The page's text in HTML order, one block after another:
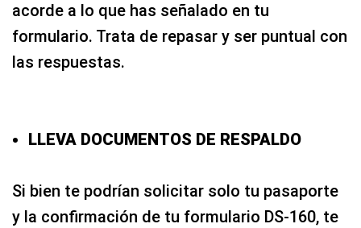
acorde a lo que has señalado en tu
formulario. Trata de repasar y ser puntual con
las respuestas.
LLEVA DOCUMENTOS DE RESPALDO
Si bien te podrían solicitar solo tu pasaporte
y la confirmación de tu formulario DS-160, te